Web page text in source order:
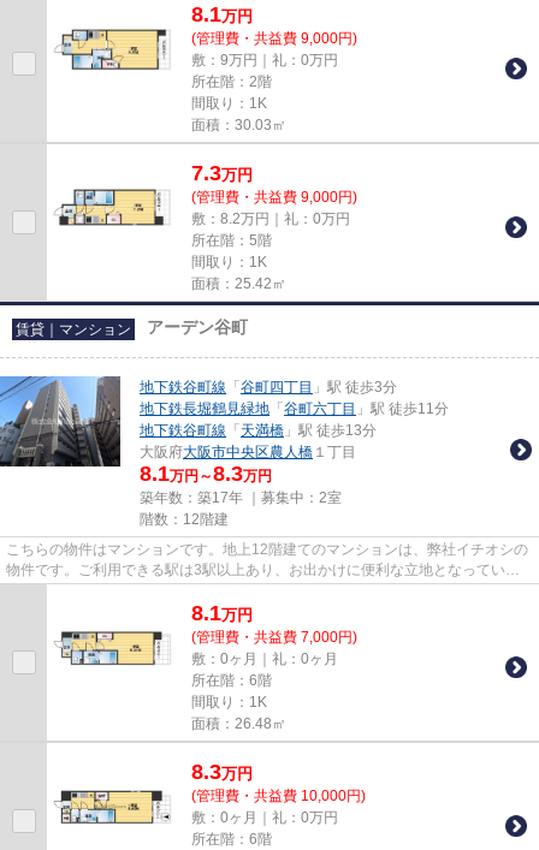
8.1万円
(管理費・共益費 9,000円)
敷：9万円｜礼：0万円
所在階：2階
間取り：1K
面積：30.03㎡
7.3万円
(管理費・共益費 9,000円)
敷：8.2万円｜礼：0万円
所在階：5階
間取り：1K
面積：25.42㎡
賃貸｜マンション アーデン谷町
地下鉄谷町線 「 谷町四丁目 」駅 徒歩3分
地下鉄長堀鶴見緑地 「 谷町六丁目 」駅 徒歩11分
地下鉄谷町線 「 天満橋 」駅 徒歩13分
大阪府大阪市中央区農人橋 １丁目
8.1万円～8.3万円
築年数：築17年 ｜募集中： 2室
階数：12階建
こちらの物件はマンションです。地上12階建てのマンションは、弊社イチオシの
物件です。ご利用できる駅は3駅以上あり、お出かけに便利な立地となっていま
8.1万円
(管理費・共益費 7,000円)
敷：0ヶ月｜礼：0ヶ月
所在階：6階
間取り：1K
面積：26.48㎡
8.3万円
(管理費・共益費 10,000円)
敷：0ヶ月｜礼：0万円
所在階：6階